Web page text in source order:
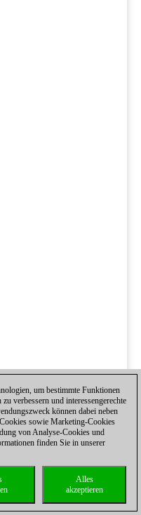
um bestimmte Funktionen
verbessern und interessengerechte
können dabei neben
sowie Marketing-Cookies
von Analyse-Cookies und
finden Sie in unserer
Alles
akzeptieren